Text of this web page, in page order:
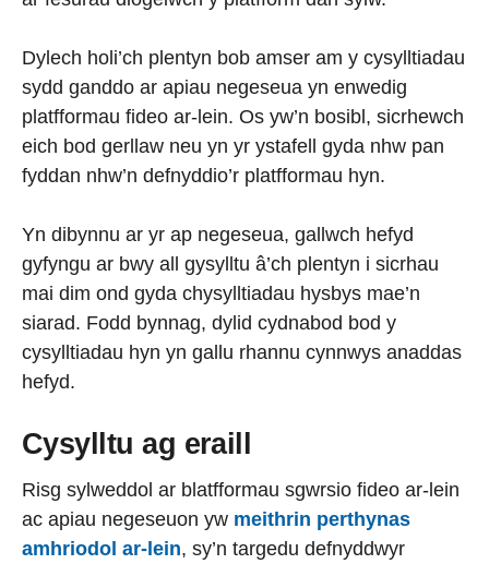
Dylech holi’ch plentyn bob amser am y cysylltiadau
sydd ganddo ar apiau negeseua yn enwedig
platfformau fideo ar-lein. Os yw’n bosibl, sicrhewch
eich bod gerllaw neu yn yr ystafell gyda nhw pan
fyddan nhw’n defnyddio’r platfformau hyn.
Yn dibynnu ar yr ap negeseua, gallwch hefyd
gyfyngu ar bwy all gysylltu â’ch plentyn i sicrhau
mai dim ond gyda chysylltiadau hysbys mae’n
siarad. Fodd bynnag, dylid cydnabod bod y
cysylltiadau hyn yn gallu rhannu cynnwys anaddas
hefyd.
Cysylltu ag eraill
Risg sylweddol ar blatfformau sgwrsio fideo ar-lein
ac apiau negeseuon yw meithrin perthynas
amhriodol ar-lein, sy’n targedu defnyddwyr